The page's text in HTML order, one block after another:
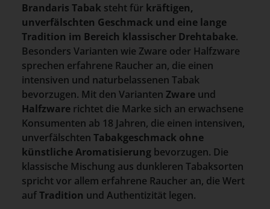
Brandaris Tabak steht für kräftigen,
unverfälschten Geschmack und eine lange
Tradition im Bereich klassischer Drehtabake.
Besonders Varianten wie Zware oder Halfzware
sprechen erfahrene Raucher an, die einen
intensiven und naturbelassenen Tabak
bevorzugen. Mit den Varianten Zware und
Halfzware richtet die Marke sich an erwachsene
Konsumenten ab 18 Jahren, die einen intensiven,
unverfälschten Tabakgeschmack ohne
künstliche Aromatisierung bevorzugen. Die
klassische Mischung aus dunkleren Tabaksorten
spricht vor allem erfahrene Raucher an, die Wert
aufTradition und Authentizität legen.